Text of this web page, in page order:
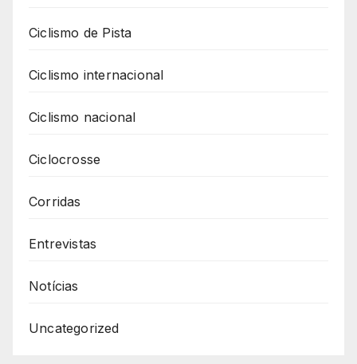
Ciclismo de Pista
Ciclismo internacional
Ciclismo nacional
Ciclocrosse
Corridas
Entrevistas
Notícias
Uncategorized